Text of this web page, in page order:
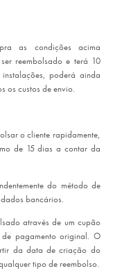
as condições acima
reembolsado e terá 10
poderá ainda
os custos de envio.
o cliente rapidamente,
de 15 dias a contar da
do método de
bancários.
através de um cupão
de pagamento original. O
da data de criação do
tipo de reembolso.